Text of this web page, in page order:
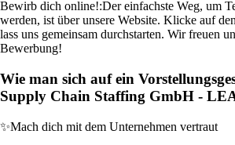
Bewirb dich online!:Der einfachste Weg, um
werden, ist über unsere Website. Klicke auf
lass uns gemeinsam durchstarten. Wir freuen
Bewerbung!
Wie man sich auf ein
Supply Chain Staffing GmbH -
✨Mach dich mit dem Unternehmen vertraut